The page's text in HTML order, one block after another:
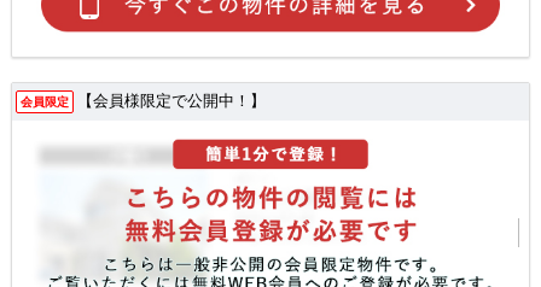
会員限定 【会員様限定で公開中！】